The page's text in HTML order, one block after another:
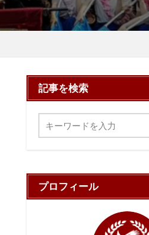
記事を検索
プロフィール